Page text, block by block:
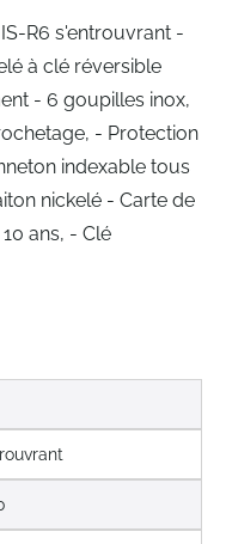
R6 s'entrouvrant -
à clé réversible
- 6 goupilles inox,
- Protection
indexable tous
nickelé - Carte de
ans, - Clé